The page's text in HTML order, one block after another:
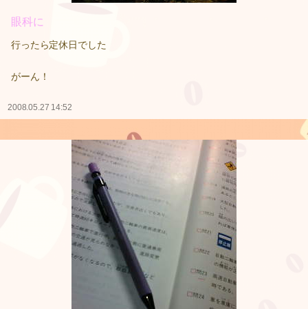
眼科に
行ったら定休日でした
がーん！
2008.05.27 14:52